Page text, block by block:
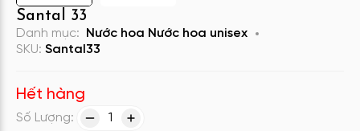
Santal 33
Danh mục: Nước hoa Nước hoa unisex
SKU: Santal33
Hết hàng
Số Lượng: 1